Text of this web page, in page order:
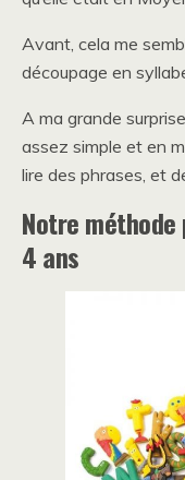
Avant, cela me
découpage en
A ma grande
assez simple et en
lire des phrases, et
Notre
4 ans